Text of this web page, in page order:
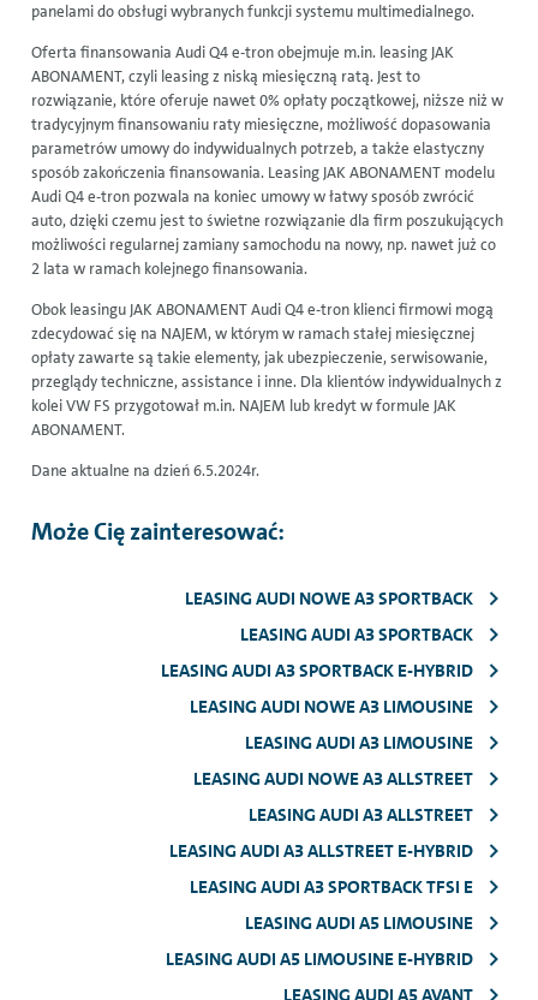
panelami do obsługi wybranych funkcji systemu multimedialnego.
Oferta finansowania Audi Q4 e-tron obejmuje m.in. leasing JAK
ABONAMENT, czyli leasingz niską miesięczną ratą. Jest to
rozwiązanie, które oferuje nawet 0% opłaty początkowej, niższe niż w
tradycyjnym finansowaniu raty miesięczne, możliwość dopasowania
parametrów umowy do indywidualnych potrzeb, a także elastyczny
sposób zakończenia finansowania. Leasing JAK ABONAMENT modelu
Audi Q4 e-tron pozwala na koniec umowy w łatwy sposób zwrócić
auto, dzięki czemu jest to świetne rozwiązanie dla firm poszukujących
możliwości regularnej zamiany samochodu na nowy, np. nawet już co
2 lata w ramach kolejnego finansowania.
Obok leasingu JAK ABONAMENT Audi Q4 e-tron klienci firmowi mogą
zdecydować się na NAJEM, w którym w ramach stałej miesięcznej
opłaty zawarte są takie elementy, jak ubezpieczenie, serwisowanie,
przeglądy techniczne,assistance i inne. Dla klientów indywidualnych z
kolei VW FS przygotował m.in. NAJEM lub kredyt w formule JAK
ABONAMENT.
Dane aktualne na dzień 6.5.2024r.
Może Cię zainteresować:
LEASING AUDI NOWE A3 SPORTBACK
LEASING AUDI A3 SPORTBACK
LEASING AUDI A3 SPORTBACK E-HYBRID
LEASING AUDI NOWE A3 LIMOUSINE
LEASING AUDI A3 LIMOUSINE
LEASING AUDI NOWE A3 ALLSTREET
LEASING AUDI A3 ALLSTREET
LEASING AUDI A3 ALLSTREET E-HYBRID
LEASING AUDI A3 SPORTBACK TFSI E
LEASING AUDI A5 LIMOUSINE
LEASING AUDI A5 LIMOUSINE E-HYBRID